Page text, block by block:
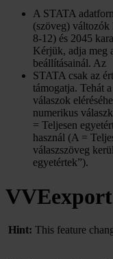
A STATA
(szöveg) változók
8-12) és 2045
Kérjük, adja meg
beállításainál. Az
STATA csak az
támogatja. Tehát
válaszok
numerikus
= Teljesen
használ (A =
válaszszöveg
egyetértek”).
Hint: This feature